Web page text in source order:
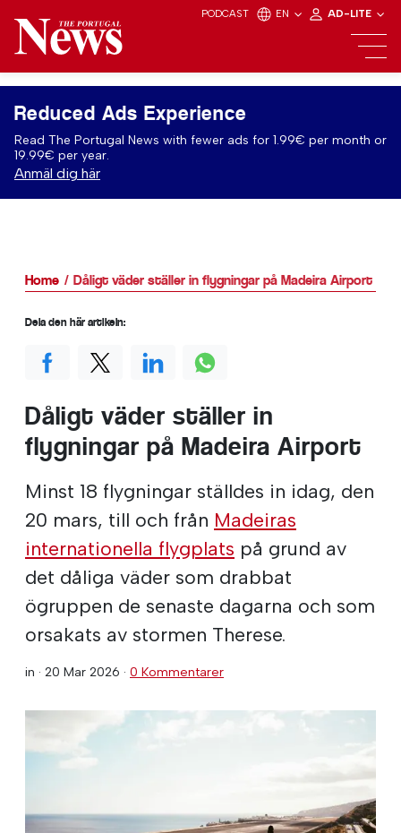
PODCAST EN AD-LITE
Reduced Ads Experience
Read The Portugal News with fewer ads for 1.99€ per month or
19.99€ per year.
Anmäl dig här
Home Dåligt väder ställer in flygningar på Madeira Airport
Dåligt väder ställer in
flygningar på Madeira Airport
Minst 18 flygningar ställdes in idag, den
20 mars, till och från Madeiras
internationella flygplats på grund av
det dåliga väder som drabbat
ögruppen de senaste dagarna och som
orsakats av stormen Therese.
in · 20 Mar 2026 · 0 Kommentarer
Dela den här artikeln: